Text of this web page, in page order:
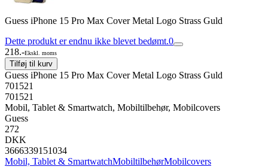
Guess iPhone 15 Pro Max Cover Metal Logo Strass Guld
Dette produkt er endnu ikke blevet bedømt.0
218.-Ekskl. moms
Tilføj til kurv
Guess iPhone 15 Pro Max Cover Metal Logo Strass Guld
701521
701521
Mobil, Tablet & Smartwatch, Mobiltilbehør, Mobilcovers
Guess
272
DKK
3666339151034
Mobil, Tablet & SmartwatchMobiltilbehørMobilcovers